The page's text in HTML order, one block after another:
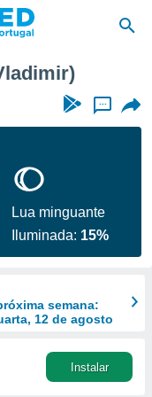
...
Lua minguante
Iluminada: 15%
semana:
12 de agosto
Instalar